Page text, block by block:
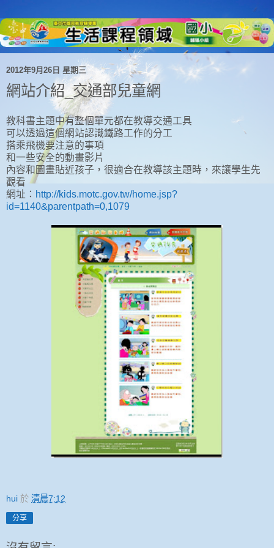
2012年9月26日 星期三
網站介紹_交通部兒童網
教科書主題中有整個單元都在教導交通工具
可以透過這個網站認識鐵路工作的分工
搭乘飛機要注意的事項
和一些安全的動畫影片
內容和圖畫貼近孩子，很適合在教導該主題時，來讓學生先
觀看
網址： http://kids.motc.gov.tw/home.jsp?
id=1140&parentpath=0,1079
hui 於 清晨7:12
分享